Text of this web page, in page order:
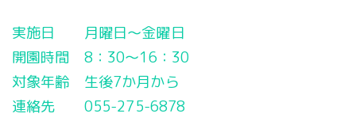
実施日 月曜日～金曜日
開園時間 8：30～16：30
対象年齢 生後7か月から
連絡先 055-275-6878